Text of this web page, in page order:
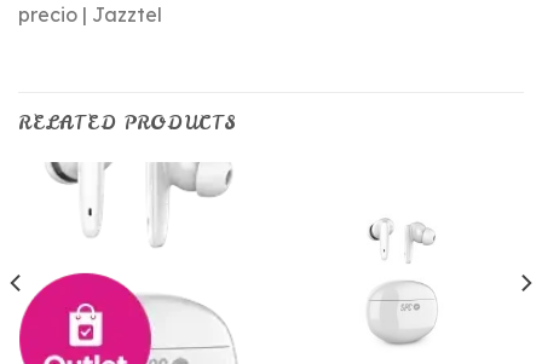
precio | Jazztel
RELATED PRODUCTS